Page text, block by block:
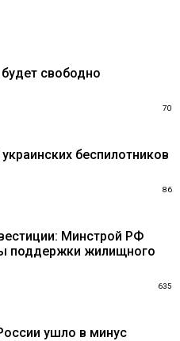
свободно
70
беспилотников
86
Минстрой РФ
поддержки жилищного
635
ушло в минус